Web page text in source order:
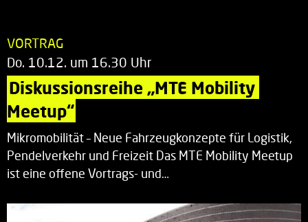
VORTRAG
Do. 10.12. um 16.30 Uhr
Diskussionsreihe „MTE Mobility
Meetup“
Mikromobilität – Neue Fahrzeugkonzepte für Logistik,
Pendelverkehr und Freizeit Das MTE Mobility Meetup
ist eine offene Vortrags- und…